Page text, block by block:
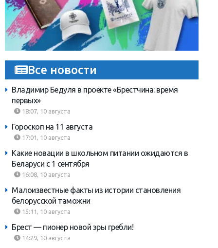
Все новости
Владимир Бедуля в проекте «Брестчина: время
первых»
18:07, 10 августа
Гороскоп на 11 августа
17:01, 10 августа
Какие новации в школьном питании ожидаются в
Беларуси с 1 сентября
16:08, 10 августа
Малоизвестные факты из истории становления
белорусской таможни
15:11, 10 августа
Брест — пионер новой эры гребли!
14:29, 10 августа